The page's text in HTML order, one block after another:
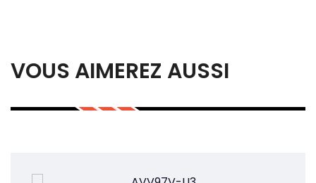
VOUS AIMEREZ AUSSI